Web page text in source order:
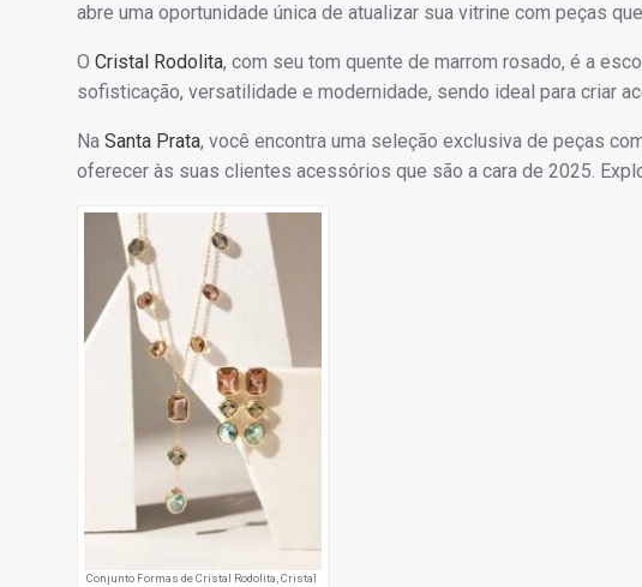
abre uma oportunidade única de atualizar sua vitrine com peças
O Cristal Rodolita, com seu tom quente de marrom rosado, é a
sofisticação, versatilidade e modernidade, sendo ideal para criar
Na Santa Prata, você encontra uma seleção exclusiva de peças
oferecer às suas clientes acessórios que são a cara de 2025.
Conjunto Formas de Cristal Rodolita, Cristal